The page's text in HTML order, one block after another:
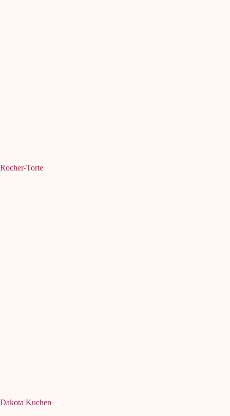
Rocher-Torte
Dakota Kuchen